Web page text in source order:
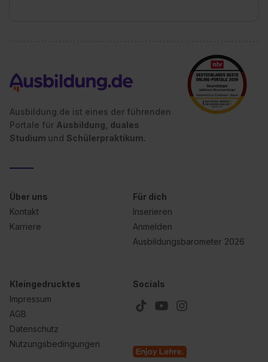
S. 1 lit. a) DS-GVO). Die USA verfügen über kein
angemessenes Datenschutzniveau (EuGH – Schrems
II). Du kannst die von dir erteilte Einwilligung jederzeit mit
Wirkung für die Zukunft ganz oder teilweise über unsere
Datenschutzerklärung unter dem Punkt „Datenschutz-
Einstellungen“ widerrufen. Weitere Informationen zu den
zeigen“. Weitere Informationen:
Ausbildung.de ist eines der führenden
Portale für Ausbildung, duales
Studium und Schülerpraktikum.
Über uns
Kontakt
Karriere
Für dich
Inserieren
Anmelden
Ausbildungsbarometer 2026
Kleingedrucktes
Impressum
AGB
Datenschutz
Nutzungsbedingungen
Socials